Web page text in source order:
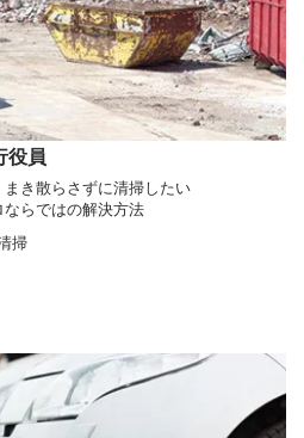
役員
き散らさずに清掃したい
らではの解決方法
掃